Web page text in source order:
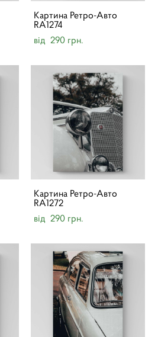
Картина Ретро-Авто
RA1274
від 290 грн.
Картина Ретро-Авто
RA1272
від 290 грн.